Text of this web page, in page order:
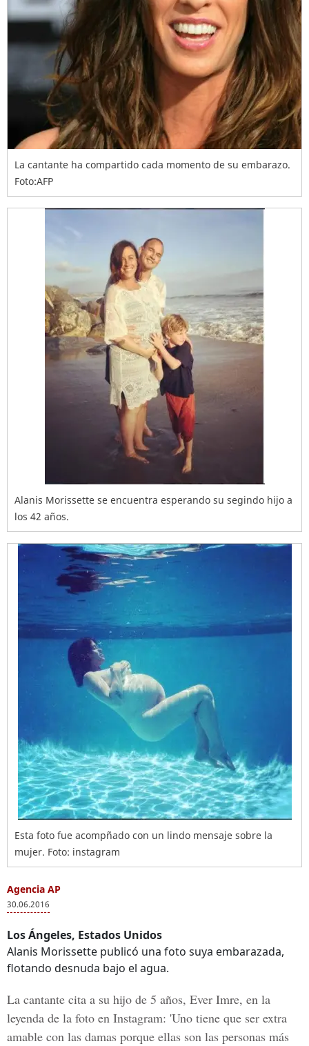
La cantante ha compartido cada momento de su embarazo.
Foto:AFP
Alanis Morissette se encuentra esperando su segindo hijo a
los 42 años.
Esta foto fue acompñado con un lindo mensaje sobre la
mujer. Foto: instagram
Agencia AP
30.06.2016
Los Ángeles, Estados Unidos
Alanis Morissette publicó una foto suya embarazada,
flotando desnuda bajo el agua.
La cantante cita a su hijo de 5 años, Ever Imre, en la
leyenda de la foto en Instagram: 'Uno tiene que ser extra
amable con las damas porque ellas son las personas más